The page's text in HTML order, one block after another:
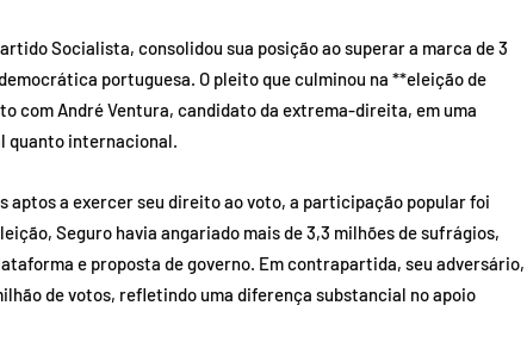
Socialista, consolidou sua posição ao superar a marca de 3
portuguesa. O pleito que culminou na **eleição de
com André Ventura, candidato da extrema-direita, em uma
quanto internacional.
aptos a exercer seu direito ao voto, a participação popular foi
Seguro havia angariado mais de 3,3 milhões de sufrágios,
e proposta de governo. Em contrapartida, seu adversário,
de votos, refletindo uma diferença substancial no apoio